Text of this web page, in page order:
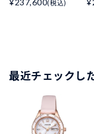
(税込)
最近チェックし